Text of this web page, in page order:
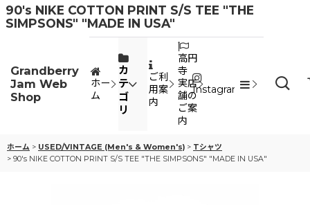
90's NIKE COTTON PRINT S/S TEE "THE
SIMPSONS" "MADE IN USA"
Grandberry
Jam Web
Shop
ホー
ム
カ
テ
ゴ
リ
ご利
用案
内
高円
寺
実店
舗の
ご案
内
Instagram
ホーム > USED/VINTAGE (Men's & Women's) > Tシャツ
> 90's NIKE COTTON PRINT S/S TEE "THE SIMPSONS" "MADE IN USA"